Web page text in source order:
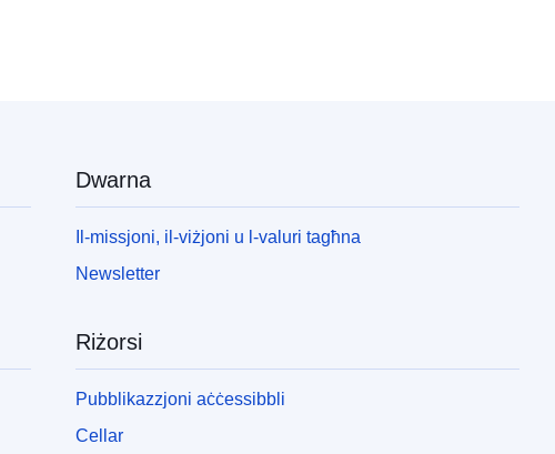
Dwarna
Il-missjoni, il-viżjoni u l-valuri tagħna
Newsletter
Riżorsi
Pubblikazzjoni aċċessibbli
Cellar